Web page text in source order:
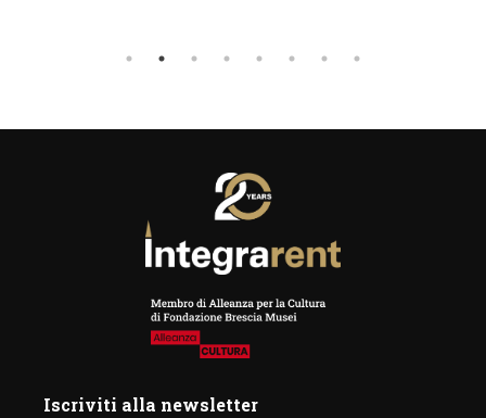
Iscriviti alla newsletter